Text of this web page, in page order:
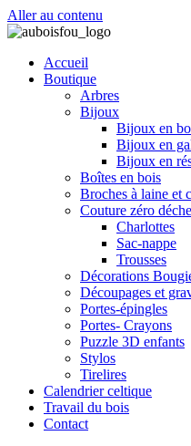
Aller au contenu
Accueil
Boutique
Arbres
Bijoux
Bijoux en
Bijoux en
Bijoux en
Boîtes en bois
Broches à laine et
Couture zéro
Charlottes
Sac-nappe
Trousses
Décorations
Découpages et
Portes-épingles
Portes- Crayons
Puzzle 3D enfants
Stylos
Tirelires
Calendrier celtique
Travail du bois
Contact